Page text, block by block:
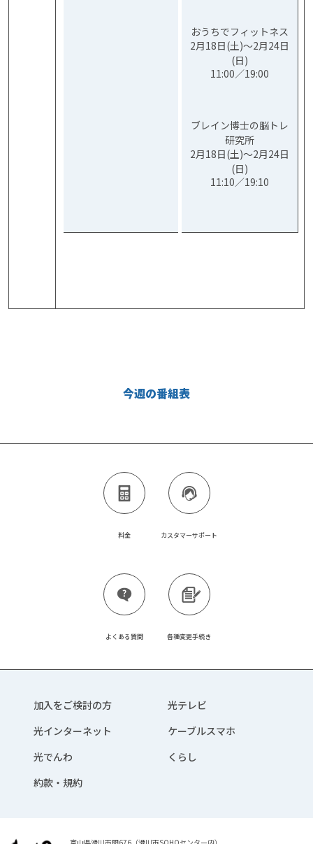
おうちでフィットネス
2月18日(土)～2月24日
(日)
11:00／19:00
ブレイン博士の脳トレ
研究所
2月18日(土)～2月24日
(日)
11:10／19:10
今週の番組表
料金 カスタマーサポート
よくある質問 各種変更手続き
加入をご検討の方
光テレビ
光インターネット
ケーブルスマホ
光でんわ
くらし
約款・規約